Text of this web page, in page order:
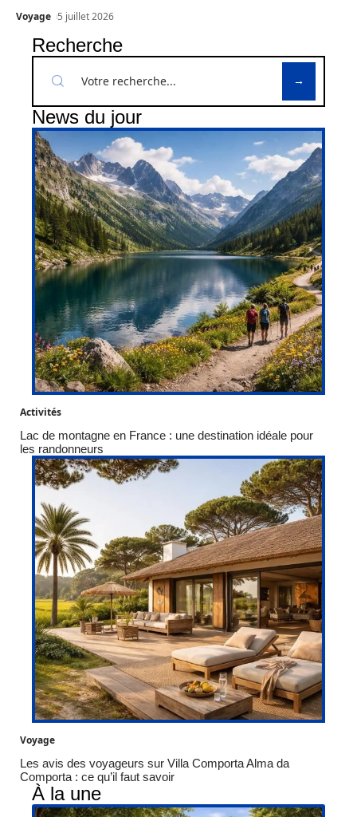
Voyage 5 juillet 2026
Recherche
News du jour
Activités
Lac de montagne en France : une destination idéale pour
les randonneurs
Voyage
Les avis des voyageurs sur Villa Comporta Alma da
Comporta : ce qu’il faut savoir
À la une